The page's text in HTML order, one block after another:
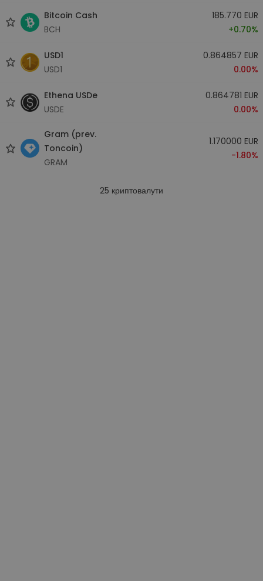
Bitcoin Cash
BCH
185.770 EUR
+0.70%
USD1
USD1
0.864857 EUR
0.00%
Ethena USDe
USDE
0.864781 EUR
0.00%
Gram (prev.
Toncoin)
GRAM
1.170000 EUR
-1.80%
25 криптовалути